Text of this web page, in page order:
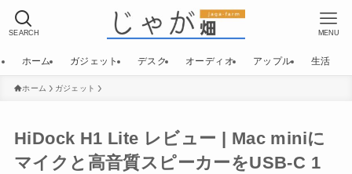
SEARCH MENU
ホーム ガジェット デスク オーディオ アップル 生活
ホーム ガジェット
HiDock H1 Lite レビュー | Mac miniに
マイクと高音質スピーカーをUSB-C 1